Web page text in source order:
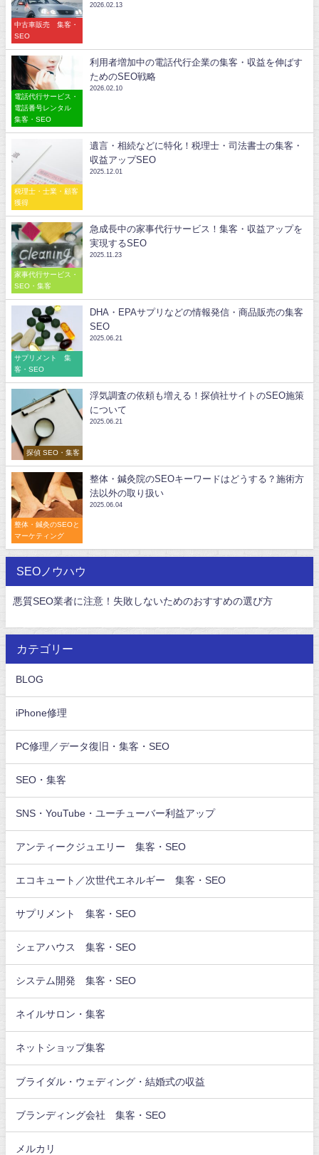
中古車販売 集客・
SEO
2026.02.13
電話代行サービス・
電話番号レンタル
集客・SEO
利用者増加中の電話代行企業の集客・収益を伸ばす
ためのSEO戦略
2026.02.10
税理士・士業・顧客
獲得
遺言・相続などに特化！税理士・司法書士の集客・
収益アップSEO
2025.12.01
家事代行サービス・
SEO・集客
急成長中の家事代行サービス！集客・収益アップを
実現するSEO
2025.11.23
サプリメント 集
客・SEO
DHA・EPAサプリなどの情報発信・商品販売の集客
SEO
2025.06.21
探偵 SEO・集客
浮気調査の依頼も増える！探偵社サイトのSEO施策
について
2025.06.21
整体・鍼灸のSEOと
マーケティング
整体・鍼灸院のSEOキーワードはどうする？施術方
法以外の取り扱い
2025.06.04
SEOノウハウ
悪質SEO業者に注意！失敗しないためのおすすめの選び方
カテゴリー
BLOG
iPhone修理
PC修理／データ復旧・集客・SEO
SEO・集客
SNS・YouTube・ユーチューバー利益アップ
アンティークジュエリー 集客・SEO
エコキュート／次世代エネルギー 集客・SEO
サプリメント 集客・SEO
シェアハウス 集客・SEO
システム開発 集客・SEO
ネイルサロン・集客
ネットショップ集客
ブライダル・ウェディング・結婚式の収益
ブランディング会社 集客・SEO
メルカリ